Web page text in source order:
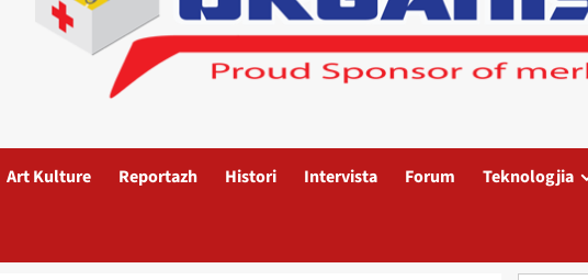
Art Kulture Reportazh Histori Intervista Forum Teknologjia